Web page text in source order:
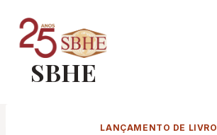
para
ConteúdoSBHE
LANÇAMENTO DE LIVRO